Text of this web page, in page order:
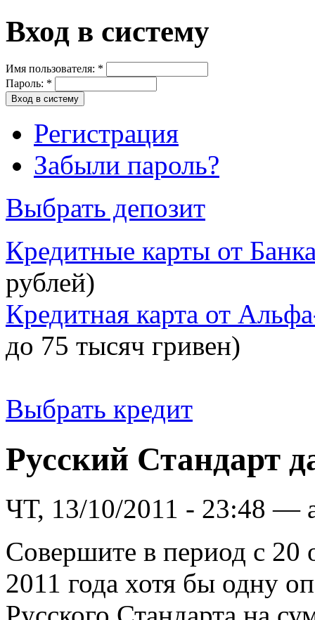
Вход в систему
Имя пользователя: *
Пароль: *
Регистрация
Забыли пароль?
Выбрать депозит
Кредитные карты от
рублей)
Кредитная карта от
до 75 тысяч гривен)
Выбрать кредит
Русский Стандарт
ЧТ, 13/10/2011 - 23:48 —
Совершите в период с 20
2011 года хотя бы одну